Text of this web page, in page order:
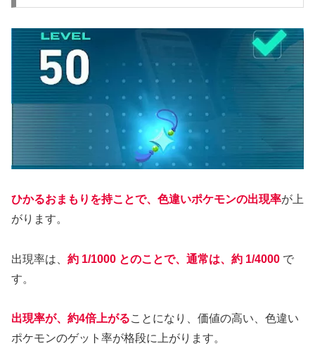
ひかるおまもりを持ことで、色違いポケモンの出現率が上
がります。
出現率は、 約 1/1000 とのことで、通常は、約 1/4000 で
す。
出現率が、約4倍上がることになり、価値の高い、色違い
ポケモンのゲット率が格段に上がります。